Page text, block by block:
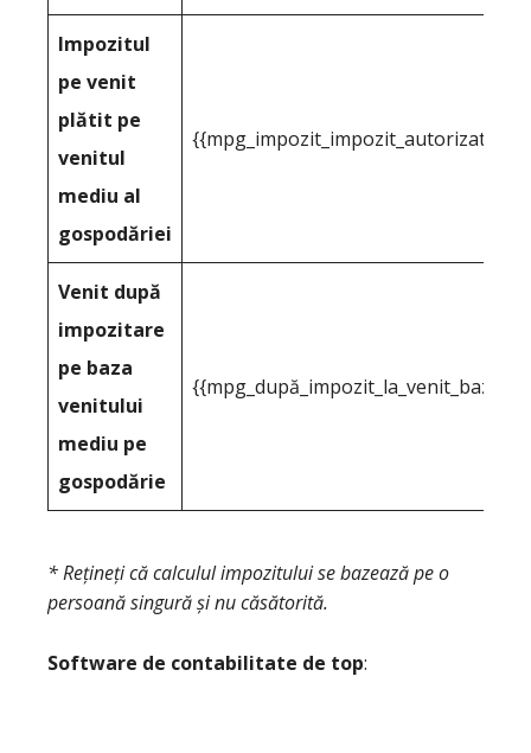
Impozitul
pe venit
plătit pe
venitul
mediu al
gospodăriei
Venit după
impozitare
pe baza
venitului
mediu pe
gospodărie
* Rețineți că calculul impozitului se bazează pe o
persoană singură și nu căsătorită.
Software de contabilitate de top: